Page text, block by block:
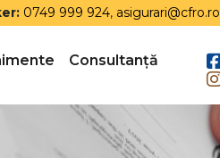
0749 999 924, asigurari@cfro.ro
Consultanță